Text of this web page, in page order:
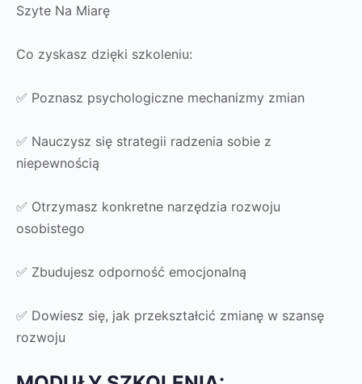
Szyte Na Miarę
Co zyskasz dzięki szkoleniu:
✅ Poznasz psychologiczne mechanizmy zmian
✅ Nauczysz się strategii radzenia sobie z
niepewnością
✅ Otrzymasz konkretne narzędzia rozwoju
osobistego
✅ Zbudujesz odporność emocjonalną
✅ Dowiesz się, jak przekształcić zmianę w szansę
rozwoju